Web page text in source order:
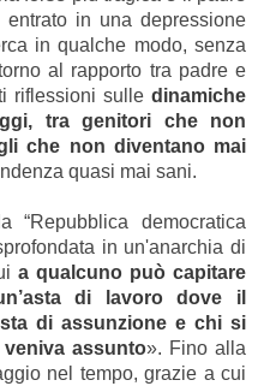
in una depressione
in qualche modo, senza
al rapporto tra padre e
riflessioni sulle dinamiche
tra genitori che non
che non diventano mai
quasi mai sani.
“Repubblica democratica
in un'anarchia di
a qualcuno può capitare
di lavoro dove il
di assunzione e chi si
assunto». Fino alla
nel tempo, grazie a cui